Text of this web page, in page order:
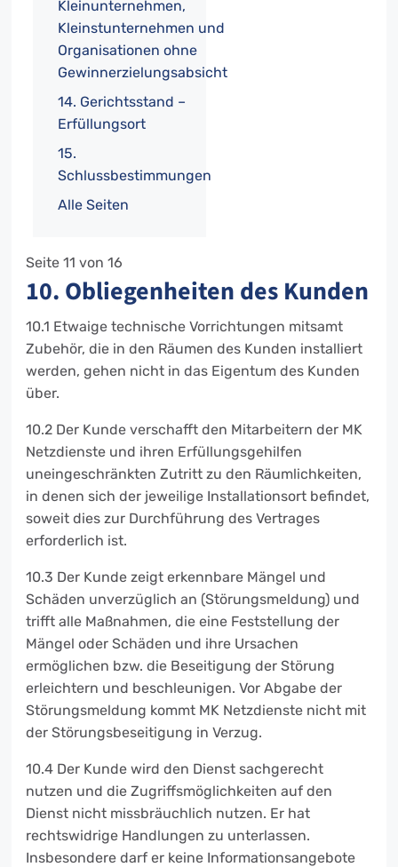
Kleinunternehmen,
Kleinstunternehmen und
Organisationen ohne
Gewinnerzielungsabsicht
14. Gerichtsstand –
Erfüllungsort
15.
Schlussbestimmungen
Alle Seiten
Seite 11 von 16
10. Obliegenheiten des Kunden
10.1 Etwaige technische Vorrichtungen mitsamt
Zubehör, die in den Räumen des Kunden installiert
werden, gehen nicht in das Eigentum des Kunden
über.
10.2 Der Kunde verschafft den Mitarbeitern der MK
Netzdienste und ihren Erfüllungsgehilfen
uneingeschränkten Zutritt zu den Räumlichkeiten,
in denen sich der jeweilige Installationsort befindet,
soweit dies zur Durchführung des Vertrages
erforderlich ist.
10.3 Der Kunde zeigt erkennbare Mängel und
Schäden unverzüglich an (Störungsmeldung) und
trifft alle Maßnahmen, die eine Feststellung der
Mängel oder Schäden und ihre Ursachen
ermöglichen bzw. die Beseitigung der Störung
erleichtern und beschleunigen. Vor Abgabe der
Störungsmeldung kommt MK Netzdienste nicht mit
der Störungsbeseitigung in Verzug.
10.4 Der Kunde wird den Dienst sachgerecht
nutzen und die Zugriffsmöglichkeiten auf den
Dienst nicht missbräuchlich nutzen. Er hat
rechtswidrige Handlungen zu unterlassen.
Insbesondere darf er keine Informationsangebote